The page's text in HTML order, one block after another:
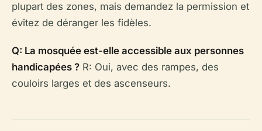
plupart des zones, mais demandez la permission et
évitez de déranger les fidèles.
Q: La mosquée est-elle accessible aux personnes
handicapées ? R: Oui, avec des rampes, des
couloirs larges et des ascenseurs.